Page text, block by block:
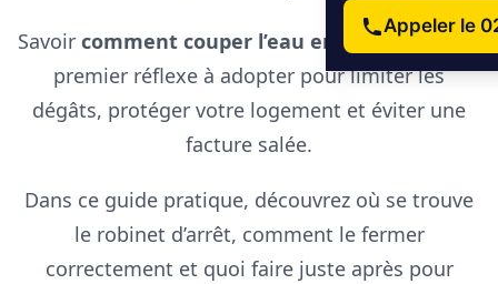
Appeler le
Savoir comment couper l’eau en urgenceest le
premier réflexe à adopter pour limiter les
dégâts, protéger votre logement et éviter une
facture salée.
Dans ce guide pratique, découvrez où se trouve
le robinet d’arrêt, comment le fermer
correctement et quoi faire juste après pour